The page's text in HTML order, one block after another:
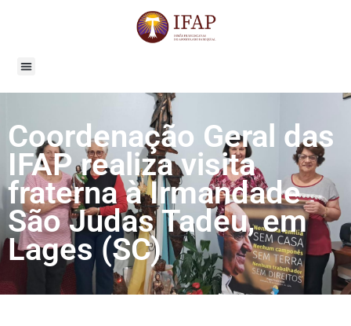
Coordenação Geral das
IFAP realiza visita
fraterna à Irmandade
São Judas Tadeu, em
Lages (SC)